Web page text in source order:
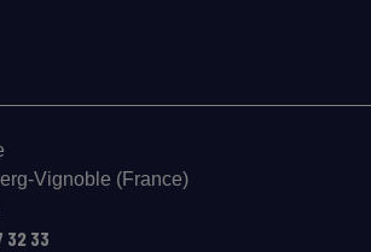
Vignoble (France)
32 33